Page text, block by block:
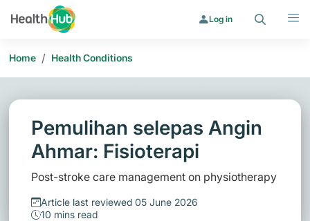
Log in
Home / Health Conditions
Pemulihan selepas Angin
Ahmar: Fisioterapi
Post-stroke care management on physiotherapy
Article last reviewed 05 June 2026
10 mins read